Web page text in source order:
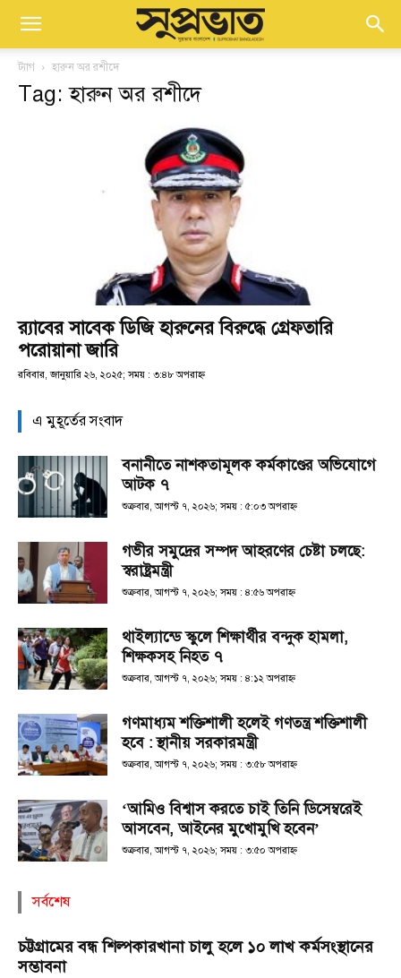
ট্যাগ হারুন অর রশীদে
Tag: হারুন অর রশীদে
র‍্যাবের সাবেক ডিজি হারুনের বিরুদ্ধে গ্রেফতারি
পরোয়ানা জারি
রবিবার, জানুয়ারি ২৬, ২০২৫; সময় : ৩:৪৮ অপরাহ্ণ
এ মুহূর্তের সংবাদ
বনানীতে নাশকতামূলক কর্মকাণ্ডের অভিযোগে
আটক ৭
শুক্রবার, আগস্ট ৭, ২০২৬; সময় : ৫:০৩ অপরাহ্ণ
গভীর সমুদ্রের সম্পদ আহরণের চেষ্টা চলছে:
স্বরাষ্ট্রমন্ত্রী
শুক্রবার, আগস্ট ৭, ২০২৬; সময় : ৪:৫৬ অপরাহ্ণ
থাইল্যান্ডে স্কুলে শিক্ষার্থীর বন্দুক হামলা,
শিক্ষকসহ নিহত ৭
শুক্রবার, আগস্ট ৭, ২০২৬; সময় : ৪:১২ অপরাহ্ণ
গণমাধ্যম শক্তিশালী হলেই গণতন্ত্র শক্তিশালী
হবে : স্থানীয় সরকারমন্ত্রী
শুক্রবার, আগস্ট ৭, ২০২৬; সময় : ৩:৫৮ অপরাহ্ণ
‘আমিও বিশ্বাস করতে চাই তিনি ডিসেম্বরেই
আসবেন, আইনের মুখোমুখি হবেন’
শুক্রবার, আগস্ট ৭, ২০২৬; সময় : ৩:৫০ অপরাহ্ণ
সর্বশেষ
চট্টগ্রামের বন্ধ শিল্পকারখানা চালু হলে ১০ লাখ কর্মসংস্থানের
সম্ভাবনা